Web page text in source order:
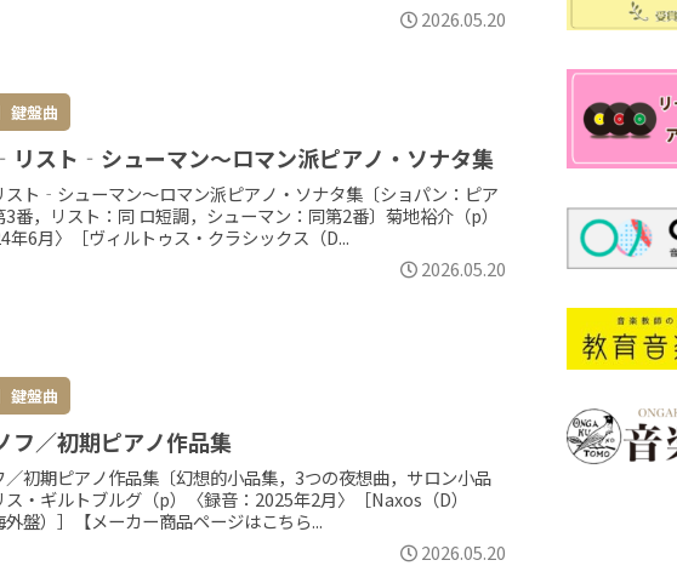
2026.05.20
鍵盤曲
リスト‐シューマン～ロマン派ピアノ・ソナタ集
ト‐シューマン～ロマン派ピアノ・ソナタ集〔ショパン：ピア
3番，リスト：同 ロ短調，シューマン：同第2番〕菊地裕介（p）
年6月〉［ヴィルトゥス・クラシックス（D...
2026.05.20
鍵盤曲
フ／初期ピアノ作品集
／初期ピアノ作品集〔幻想的小品集，3つの夜想曲，サロン小品
・ギルトブルグ（p）〈録音：2025年2月〉［Naxos（D）
盤）］【メーカー商品ページはこちら...
2026.05.20